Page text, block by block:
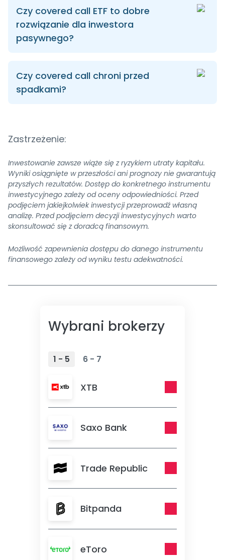
Czy covered call ETF to dobre
rozwiązanie dla inwestora
pasywnego?
Czy covered call chroni przed
spadkami?
Zastrzeżenie:
Inwestowanie zawsze wiąże się z ryzykiem utraty kapitału.
Wyniki osiągnięte w przeszłości ani prognozy nie gwarantują
przyszłych rezultatów. Dostęp do konkretnego instrumentu
inwestycyjnego zależy od oceny odpowiedniości. Przed
podjęciem jakiejkolwiek inwestycji przeprowadź własną
analizę. Przed podjęciem decyzji inwestycyjnych warto
skonsultować się z doradcą finansowym.
Możliwość zapewnienia dostępu do danego instrumentu
finansowego zależy od wyniku testu adekwatności.
Wybrani brokerzy
1 - 5 6 - 7
XTB
Saxo Bank
Trade Republic
Bitpanda
eToro